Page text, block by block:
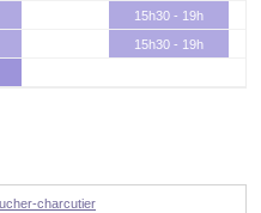
15h30 - 19h
15h30 - 19h
charcutier